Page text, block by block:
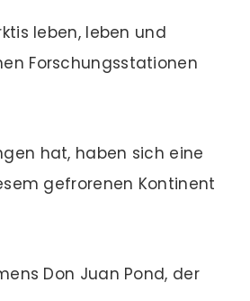
leben, leben und
Forschungsstationen
hat, haben sich eine
gefrorenen Kontinent
Don Juan Pond, der